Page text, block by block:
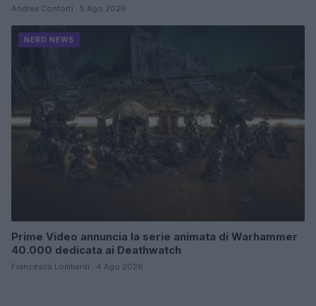
Andrea Conforti · 5 Ago 2026
NERD NEWS
Prime Video annuncia la serie animata di Warhammer
40.000 dedicata ai Deathwatch
Francesca Lombardi · 4 Ago 2026